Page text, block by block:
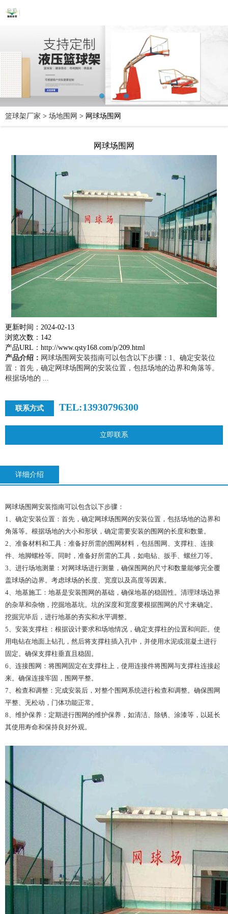
篮球架厂家 > 场地围网 > 网球场围网
网球场围网
更新时间：2024-02-13
浏览次数：142
产品URL：http://www.qsty168.com/p/209.html
产品介绍： 网球场围网安装指南可以包含以下步骤：1、确定安装位
置：首先，确定网球场围网的安装位置，包括场地的边界和角落等。
根据场地的 ...
联系方式 TEL:13930796300
立即联系
详细介绍
网球场围网安装指南可以包含以下步骤：
1、确定安装位置：首先，确定网球场围网的安装位置，包括场地的边界和
角落等。根据场地的大小和形状，确定需要安装的围网的长度和数量。
2、准备材料和工具：准备好所需的围网材料，包括围网、支撑柱、连接
件、地脚螺栓等。同时，准备好所需的工具，如电钻、扳手、螺丝刀等。
3、进行场地测量：对网球场进行测量，确保围网的尺寸和数量能够完全覆
盖球场的边界。考虑球场的长度、宽度以及高度等因素。
4、地基施工：地基是安装围网的基础，确保地基的稳固性。清理球场边界
的杂草和杂物，挖掘地基坑。坑的深度和宽度要根据围网的尺寸来确定。
挖掘完毕后，进行地基的夯实和水平调整。
5、安装支撑柱：根据设计要求和场地情况，确定支撑柱的位置和间距。使
用电钻在地面上钻孔，然后将支撑柱插入孔中，并使用水泥或混凝土进行
固定。确保支撑柱垂直且稳固。
6、连接围网：将围网固定在支撑柱上，使用连接件将围网与支撑柱连接起
来。确保连接牢固，围网平整。
7、检查和调整：完成安装后，对整个围网系统进行检查和调整。确保围网
平整、无松动，门体功能正常。
8、维护保养：定期进行围网的维护保养，如清洁、除锈、涂漆等，以延长
其使用寿命和保持良好外观。